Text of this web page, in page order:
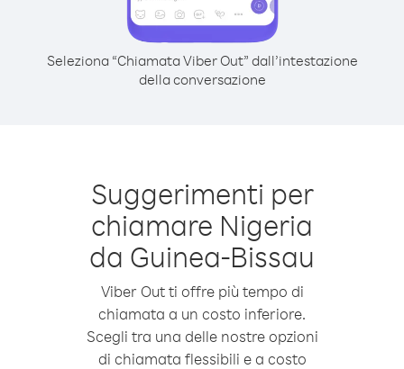
Seleziona “Chiamata Viber Out” dall’intestazione
della conversazione
Suggerimenti per
chiamare Nigeria
da Guinea-Bissau
Viber Out ti offre più tempo di
chiamata a un costo inferiore.
Scegli tra una delle nostre opzioni
di chiamata flessibili e a costo